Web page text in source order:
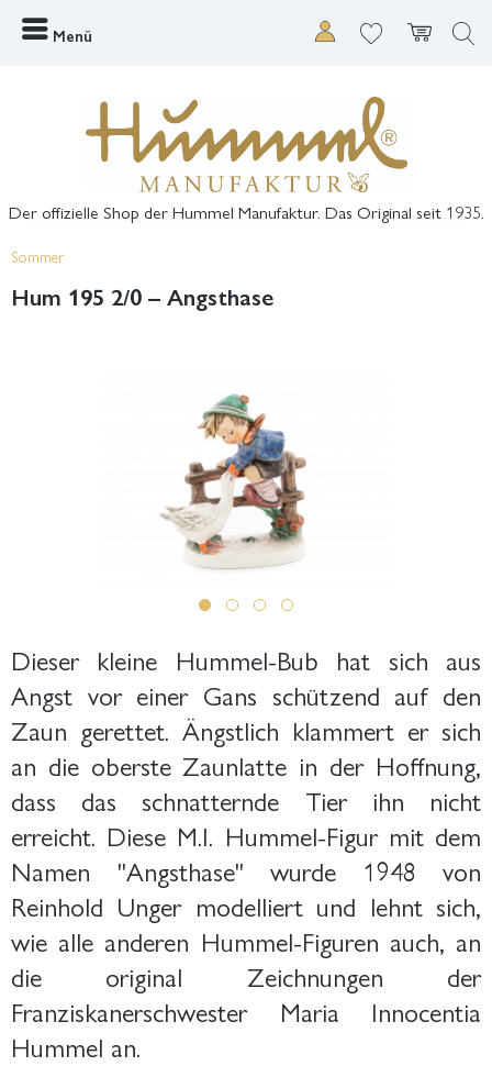
Menü
Der offizielle Shop der Hummel Manufaktur. Das Original seit 1935.
Sommer
Hum 195 2/0 – Angsthase
Dieser kleine Hummel-Bub hat sich aus
Angst vor einer Gans schützend auf den
Zaun gerettet. Ängstlich klammert er sich
an die oberste Zaunlatte in der Hoffnung,
dass das schnatternde Tier ihn nicht
erreicht. Diese M.I. Hummel-Figur mit dem
Namen "Angsthase" wurde 1948 von
Reinhold Unger modelliert und lehnt sich,
wie alle anderen Hummel-Figuren auch, an
die original Zeichnungen der
Franziskanerschwester Maria Innocentia
Hummel an.